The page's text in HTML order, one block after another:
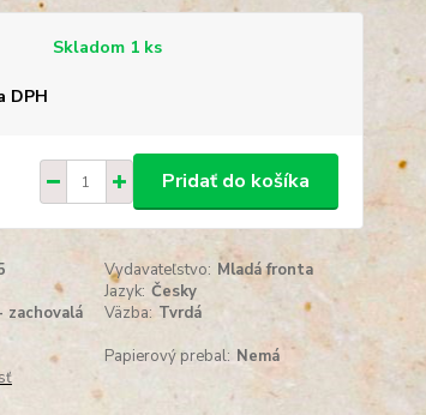
Skladom 1 ks
DPH
Pridať do košíka
Vydavateľstvo: Mladá fronta
Jazyk: Česky
zachovalá
Väzba: Tvrdá
Papierový prebal: Nemá